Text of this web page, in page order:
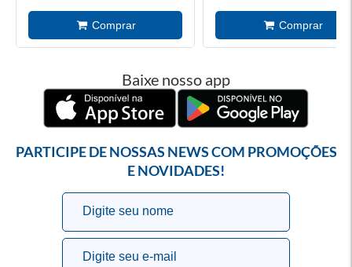
Baixe nosso app
PARTICIPE DE NOSSAS NEWS COM PROMOÇÕES
E NOVIDADES!